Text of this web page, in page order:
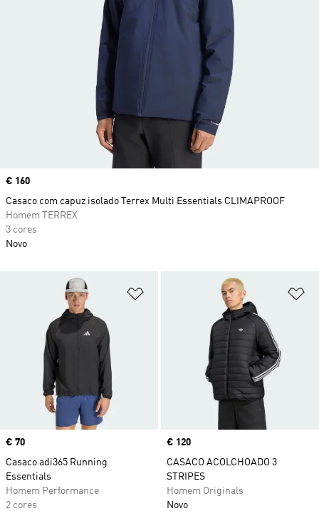
Adicionar à Lista de Desejos
Price
€ 70
Casaco adi365 Running
Essentials
Homem Performance
2 cores
Price
€ 120
CASACO ACOLCHOADO 3
STRIPES
Homem Originals
Novo
Price
€ 160
Casaco com capuz isolado Terrex Multi Essentials CLIMAPROOF
Homem TERREX
3 cores
Novo